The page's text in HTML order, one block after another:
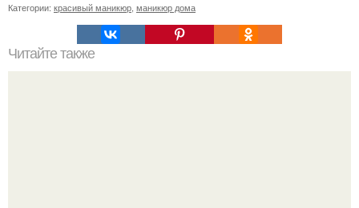
Категории: красивый маникюр, маникюр дома
Читайте также